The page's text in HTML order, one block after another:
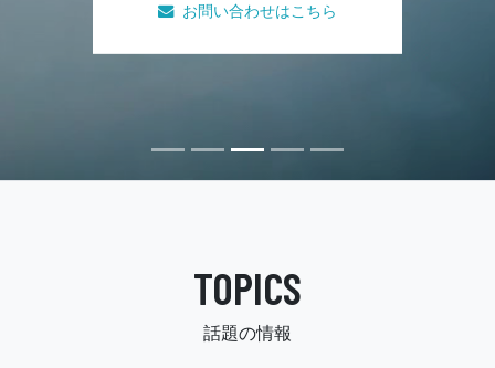
お問い合わせはこちら
お問い合わせはこちら
TOPICS
話題の情報